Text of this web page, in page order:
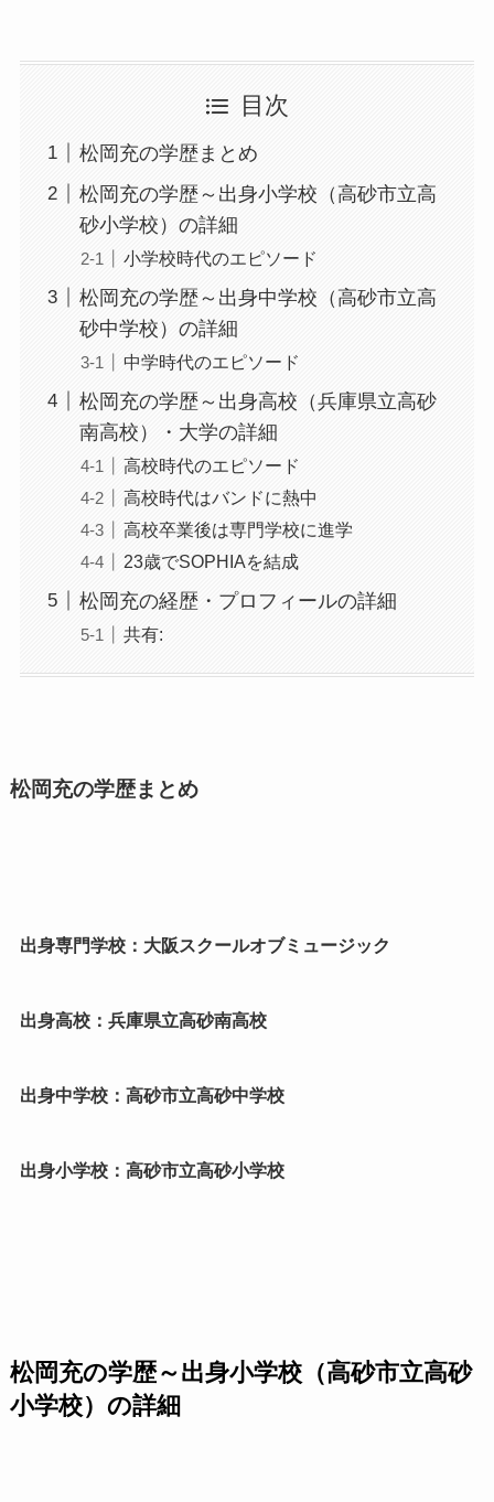
目次
松岡充の学歴まとめ
松岡充の学歴～出身小学校（高砂市立高
砂小学校）の詳細
小学校時代のエピソード
松岡充の学歴～出身中学校（高砂市立高
砂中学校）の詳細
中学時代のエピソード
松岡充の学歴～出身高校（兵庫県立高砂
南高校）・大学の詳細
高校時代のエピソード
高校時代はバンドに熱中
高校卒業後は専門学校に進学
23歳でSOPHIAを結成
松岡充の経歴・プロフィールの詳細
共有:
松岡充の学歴まとめ
出身専門学校：大阪スクールオブミュージック
出身高校：兵庫県立高砂南高校
出身中学校：高砂市立高砂中学校
出身小学校：高砂市立高砂小学校
松岡充の学歴～出身小学校（高砂市立高砂
小学校）の詳細